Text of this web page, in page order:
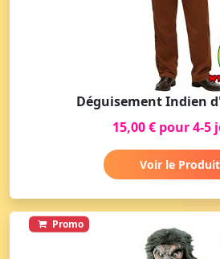
Déguisement Indien
15,00 € pour 4-5
Voir le Produit
Promo